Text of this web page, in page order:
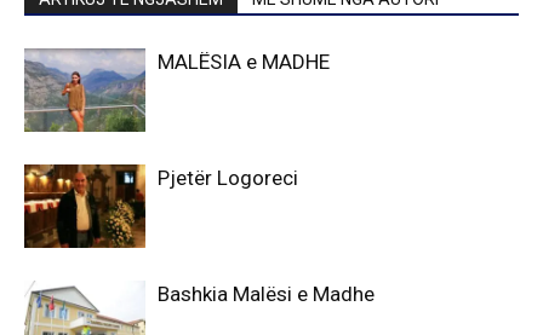
MALËSIA e MADHE
Pjetër Logoreci
Bashkia Malësi e Madhe